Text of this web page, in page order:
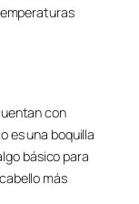
con
es una boquilla
básico para
más